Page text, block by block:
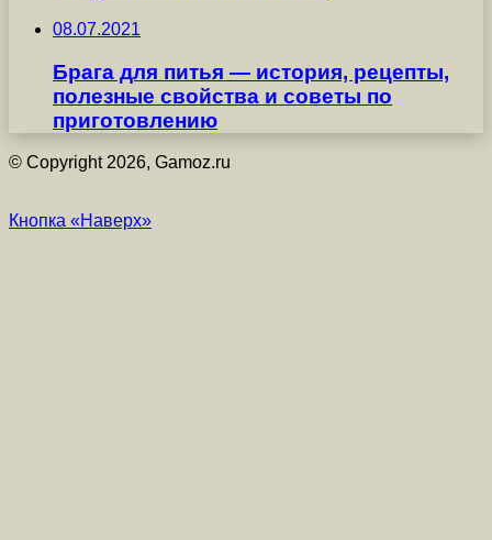
08.07.2021
Брага для питья — история, рецепты,
полезные свойства и советы по
приготовлению
© Copyright 2026, Gamoz.ru
Кнопка «Наверх»